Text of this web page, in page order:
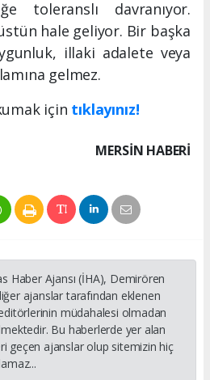
toleranslı davranıyor.
hale geliyor. Bir başka
illaki adalete veya
gelmez.
için tıklayınız!
MERSIN HABERİ
Haber Ajansı (İHA), Demirören
ajanslar tarafından eklenen
müdahalesi olmadan
Bu haberlerde yer alan
geçen ajanslar olup sitemizin hiç